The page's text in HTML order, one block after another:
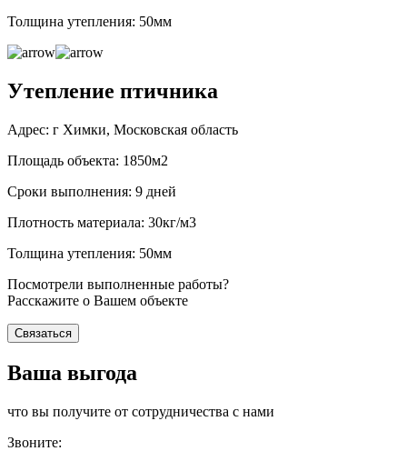
Толщина утепления: 50мм
Утепление птичника
Адрес: г Химки, Московская область
Площадь объекта: 1850м2
Сроки выполнения: 9 дней
Плотность материала: 30кг/м3
Толщина утепления: 50мм
Посмотрели выполненные работы?
Расскажите о Вашем объекте
Связаться
Ваша выгода
что вы получите от сотрудничества с нами
Звоните: